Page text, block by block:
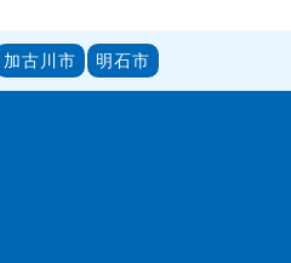
加古川市 明石市